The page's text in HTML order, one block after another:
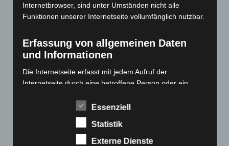
Juli 2023(118)
Mai 2023(139)
April 2023(155)
März 2023(174)
Februar 2023(154)
(130)
(167)
Internetbrowser, sind unter Umständen nicht alle
Funktionen unserer Internetseite vollumfänglich nutzbar.
Erfassung von allgemeinen Daten
und Informationen
Die Internetseite erfasst mit jedem Aufruf der
Internetseite durch eine betroffene Person oder ein
Daten und Informationen. Diese allgemeinen Daten und
Informationen werden in den Logfiles des Servers
gespeichert. Erfasst werden können die (1) verwendeten
Browsertypen und Versionen, (2) das vom zugreifenden
Essenziell
Statistik
Externe Dienste